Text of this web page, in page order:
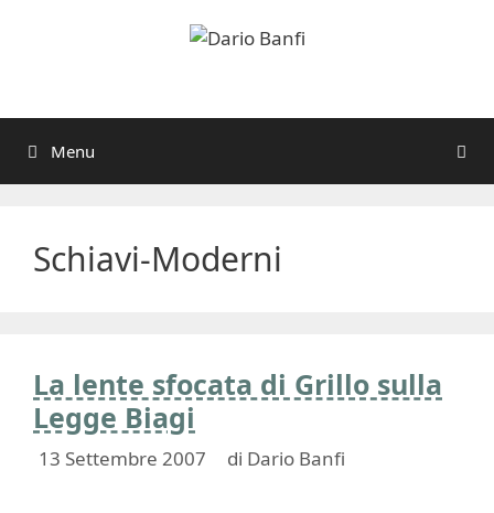
Menu
Schiavi-Moderni
La lente sfocata di Grillo sulla
Legge Biagi
13 Settembre 2007 di Dario Banfi